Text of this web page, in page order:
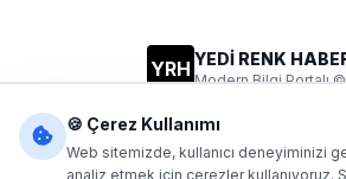
YRH YEDİ RENK
Modern Bilgi Portalı
🍪 Çerez Kullanımı
Web sitemizde, kullanıcı deneyiminizi
analiz etmek için çerezler kullanıyoruz.